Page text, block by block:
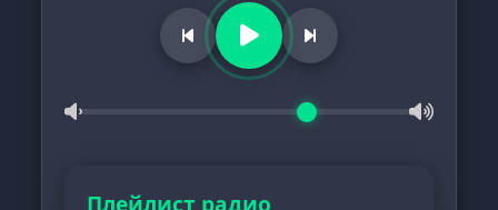
Плейлист радио